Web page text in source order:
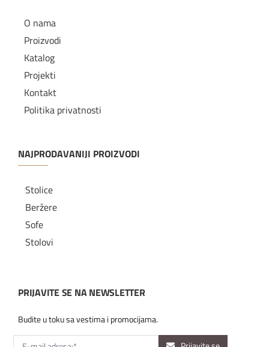
O nama
Proizvodi
Katalog
Projekti
Kontakt
Politika privatnosti
NAJPRODAVANIJI PROIZVODI
Stolice
Beržere
Sofe
Stolovi
PRIJAVITE SE NA NEWSLETTER
Budite u toku sa vestima i promocijama.